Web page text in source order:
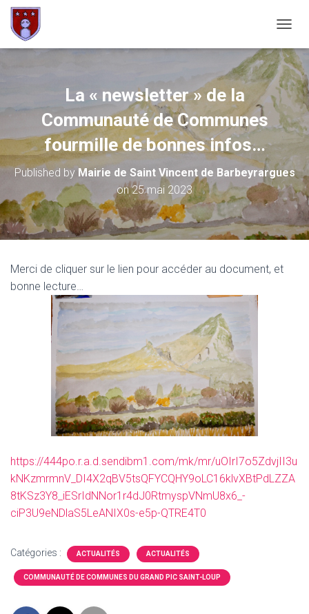
La « newsletter » de la
Communauté de Communes
fourmille de bonnes infos…
Published by Mairie de Saint Vincent de Barbeyrargues
on25 mai 2023
Merci de cliquer sur le lien pour accéder au document, et
bonne lecture…
https://444po.r.a.d.sendibm1.com/mk/mr/uOIrI7o5ZdvjII3u
kNKzmrmnV_DI4X2qBV5tsQFYCQHY9oLC16klvXBtPdLZZA
8tKSz3Y8_iESrIdNNor1r4dJ0RtmyspVNmU8x6_-
ciP3U9eNDlaS5LeANIX0s-e5p-QTRE4T0
Catégories : ACTUALITÉS ACTUALITÉS
COMMUNAUTÉ DE COMMUNES DU GRAND PIC SAINT-LOUP